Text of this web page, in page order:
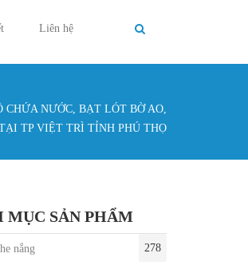
Liên hệ
NƯỚC, BẠT LÓT BỜ AO,
TP VIỆT TRÌ TỈNH PHÚ THỌ
MỤC SẢN PHẨM
nắng 278